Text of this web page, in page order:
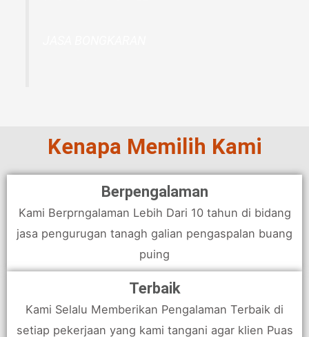
Kenapa Memilih Kami
Berpengalaman
Kami Berprngalaman Lebih Dari 10 tahun di bidang
jasa pengurugan tanagh galian pengaspalan buang
puing
Terbaik
Kami Selalu Memberikan Pengalaman Terbaik di
setiap pekerjaan yang kami tangani agar klien Puas